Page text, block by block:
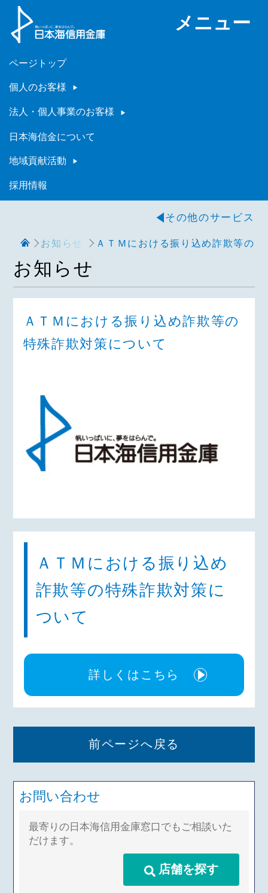
メニュー
ページトップ
個人のお客様
法人・個人事業のお客様
日本海信金について
地域貢献活動
採用情報
その他のサービス
お知らせ ＡＴＭにおける振り込め詐欺等の
お知らせ
ＡＴＭにおける振り込め詐欺等の
特殊詐欺対策について
ＡＴＭにおける振り込め
詐欺等の特殊詐欺対策に
ついて
詳しくはこちら
前ページへ戻る
お問い合わせ
最寄りの日本海信用金庫窓口でもご相談いた
だけます。
店舗を探す